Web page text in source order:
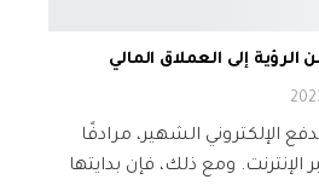
الرؤية إلى العملاق المالي
الإلكتروني الشهير، مرادفًا
ومع ذلك، فإن بدايتها